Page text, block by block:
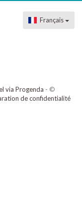
Français
via Progenda - ©
de confidentialité